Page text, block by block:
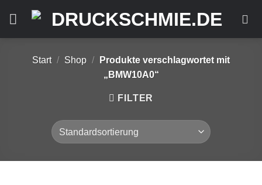
Inhalt
springen
Start / Shop /
Produkte verschlagwortet mit
„BMW10A0“
FILTER